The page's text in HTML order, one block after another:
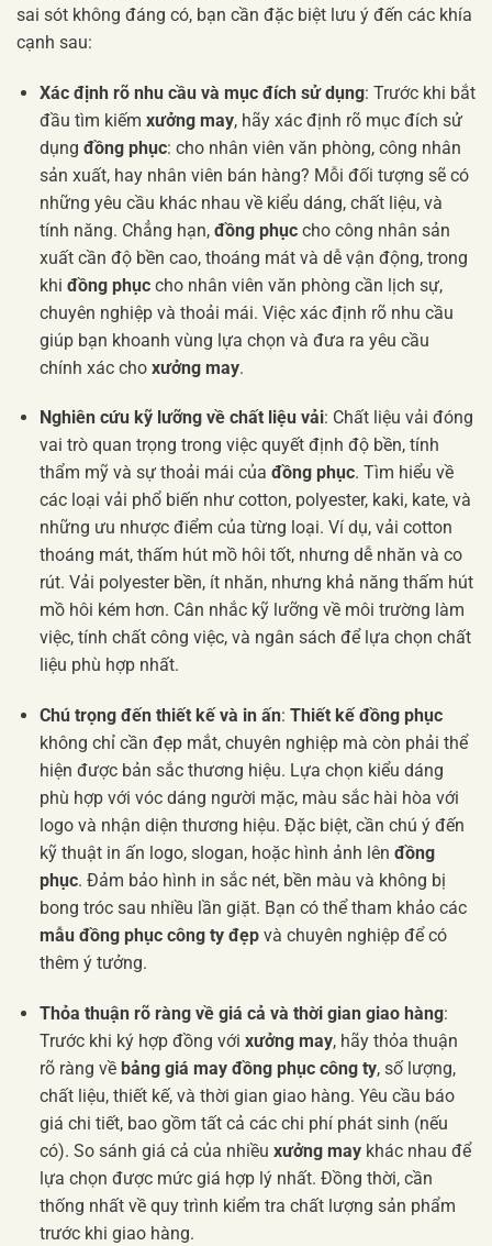
sai sót không đáng có, bạn cần đặc biệt lưu ý đến các khía
cạnh sau:
Xác định rõ nhu cầu và mục đích sử dụng: Trước khi bắt
đầu tìm kiếm xưởng may, hãy xác định rõ mục đích sử
dụng đồng phục: cho nhân viên văn phòng, công nhân
sản xuất, hay nhân viên bán hàng? Mỗi đối tượng sẽ có
những yêu cầu khác nhau về kiểu dáng, chất liệu, và
tính năng. Chẳng hạn, đồng phụccho công nhân sản
xuất cần độ bền cao, thoáng mát và dễ vận động, trong
khi đồng phụccho nhân viên văn phòng cần lịch sự,
chuyên nghiệp và thoải mái. Việc xác định rõ nhu cầu
giúp bạn khoanh vùng lựa chọn và đưa ra yêu cầu
chính xác cho xưởng may.
Nghiên cứu kỹ lưỡng về chất liệu vải: Chất liệu vải đóng
vai trò quan trọng trong việc quyết định độ bền, tính
thẩm mỹ và sự thoải mái của đồng phục. Tìm hiểu về
các loại vải phổ biến như cotton, polyester, kaki, kate, và
những ưu nhược điểm của từng loại. Ví dụ, vải cotton
thoáng mát, thấm hút mồ hôi tốt, nhưng dễ nhăn và co
rút. Vải polyester bền, ít nhăn, nhưng khả năng thấm hút
mồ hôi kém hơn. Cân nhắc kỹ lưỡng về môi trường làm
việc, tính chất công việc, và ngân sách để lựa chọn chất
liệu phù hợp nhất.
Chú trọng đến thiết kế và in ấn: Thiết kế đồng phục
không chỉ cần đẹp mắt, chuyên nghiệp mà còn phải thể
hiện được bản sắc thương hiệu. Lựa chọn kiểu dáng
phù hợp với vóc dáng người mặc, màu sắc hài hòa với
logo và nhận diện thương hiệu. Đặc biệt, cần chú ý đến
kỹ thuật in ấn logo, slogan, hoặc hình ảnh lên đồng
phục. Đảm bảo hình in sắc nét, bền màu và không bị
bong tróc sau nhiều lần giặt. Bạn có thể tham khảo các
mẫu đồng phục công ty đẹpvà chuyên nghiệp để có
thêm ý tưởng.
Thỏa thuận rõ ràng về giá cả và thời gian giao hàng:
Trước khi ký hợp đồng với xưởng may, hãy thỏa thuận
rõ ràng về bảng giá may đồng phục công ty, số lượng,
chất liệu, thiết kế, và thời gian giao hàng. Yêu cầu báo
giá chi tiết, bao gồm tất cả các chi phí phát sinh (nếu
có). So sánh giá cả của nhiều xưởng maykhác nhau để
lựa chọn được mức giá hợp lý nhất. Đồng thời, cần
thống nhất về quy trình kiểm tra chất lượng sản phẩm
trước khi giao hàng.